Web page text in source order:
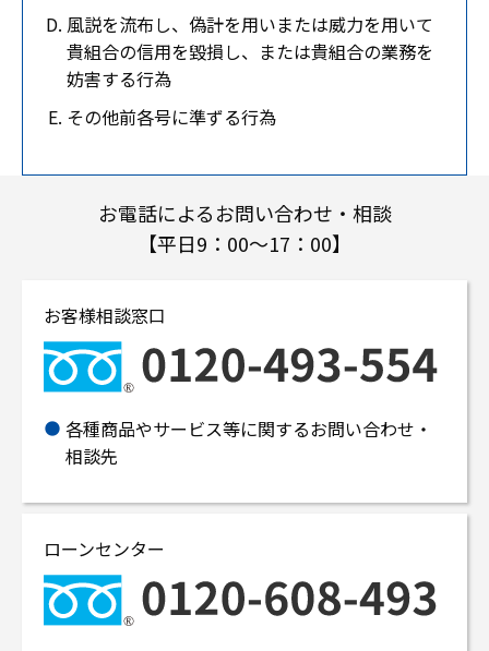
風説を流布し、偽計を用いまたは威力を用いて
貴組合の信用を毀損し、または貴組合の業務を
妨害する行為
その他前各号に準ずる行為
お電話によるお問い合わせ・相談
【平日9：00～17：00】
お客様相談窓口
各種商品やサービス等に関するお問い合わせ・
相談先
ローンセンター